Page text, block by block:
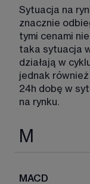
Sytuacja na
znacznie
tymi cenami
taka sytuacja
działają w
jednak
24h dobę w
na rynku.
M
MACD